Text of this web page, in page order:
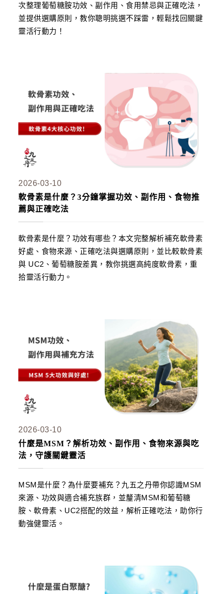
次整理葡萄糖胺功效、副作用、食用禁忌與正確吃法，
並提供選購原則，教你聰明挑選不踩雷，輕鬆找回關鍵
靈活行動力！
2026-03-10
軟骨素是什麼？3分鐘掌握功效、副作用、食物推
薦與正確吃法
軟骨素是什麼？功效有哪些？本文完整解析補充軟骨素
好處、食物來源、正確吃法與選購原則，並比較軟骨素
與 UC2、葡萄糖胺差異，教你挑選高純度軟骨素，重
拾靈活行動力。
2026-03-10
什麼是MSM？解析功效、副作用、食物來源與吃
法，守護關鍵靈活
MSM是什麼？為什麼要補充？九五之丹帶你認識MSM
來源、功效與適合補充族群，並釐清MSM和葡萄糖
胺、軟骨素、UC2搭配的效益，解析正確吃法，助你行
動強健靈活。